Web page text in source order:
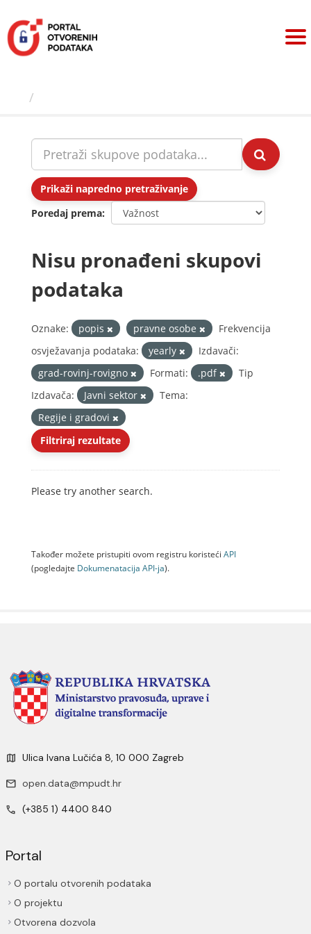
sadržaj
Prikaži napredno pretraživanje
Poredaj prema
Nisu pronađeni skupovi
podataka
Oznake: popis pravne osobe
Frekvencija
osvježavanja podataka:
yearly
Izdavači:
grad-rovinj-rovigno
Formati: .pdf
Tip
Izdavača:
Javni sektor
Tema:
Regije i gradovi
Filtriraj rezultate
Please try another search.
Također možete pristupiti ovom registru koristeći API
(pogledajte Dokumenаtаcijа API-jа).